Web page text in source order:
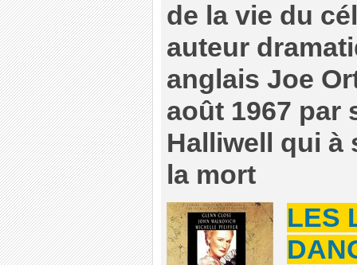
de la vie du
auteur
anglais Joe
août 1967 par
Halliwell qui à
la mort
LES